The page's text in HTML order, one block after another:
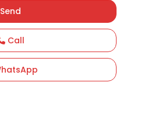
Call